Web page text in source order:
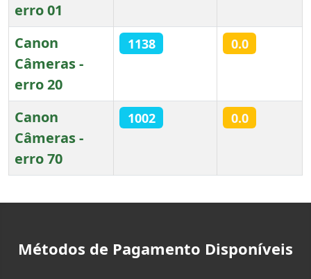
erro 01
Canon
Câmeras -
erro 20
1138 0.0
Canon
Câmeras -
erro 70
1002 0.0
Métodos de Pagamento Disponíveis